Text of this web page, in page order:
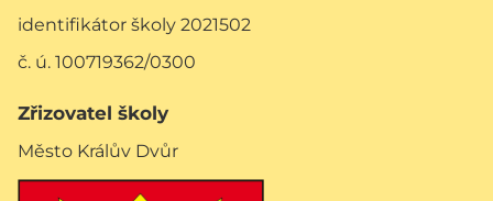
identifikátor školy 2021502
č. ú. 100719362/0300
Zřizovatel školy
Město Králův Dvůr